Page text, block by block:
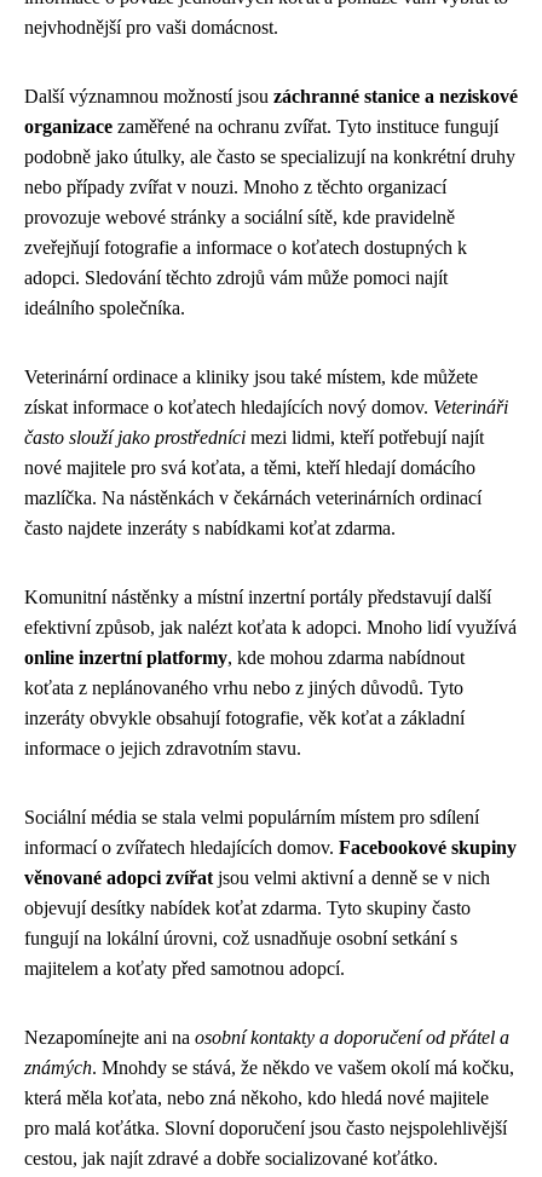
nejvhodnější pro vaši domácnost.
Další významnou možností jsou záchranné stanice a neziskové
organizace zaměřené na ochranu zvířat. Tyto instituce fungují
podobně jako útulky, ale často se specializují na konkrétní druhy
nebo případy zvířat v nouzi. Mnoho z těchto organizací
provozuje webové stránky a sociální sítě, kde pravidelně
zveřejňují fotografie a informace o koťatech dostupných k
adopci. Sledování těchto zdrojů vám může pomoci najít
ideálního společníka.
Veterinární ordinace a kliniky jsou také místem, kde můžete
získat informace o koťatech hledajících nový domov. Veterináři
často slouží jako prostředníci mezi lidmi, kteří potřebují najít
nové majitele pro svá koťata, a těmi, kteří hledají domácího
mazlíčka. Na nástěnkách v čekárnách veterinárních ordinací
často najdete inzeráty s nabídkami koťat zdarma.
Komunitní nástěnky a místní inzertní portály představují další
efektivní způsob, jak nalézt koťata k adopci. Mnoho lidí využívá
online inzertní platformy, kde mohou zdarma nabídnout
koťata z neplánovaného vrhu nebo z jiných důvodů. Tyto
inzeráty obvykle obsahují fotografie, věk koťat a základní
informace o jejich zdravotním stavu.
Sociální média se stala velmi populárním místem pro sdílení
informací o zvířatech hledajících domov. Facebookové skupiny
věnované adopci zvířat jsou velmi aktivní a denně se v nich
objevují desítky nabídek koťat zdarma. Tyto skupiny často
fungují na lokální úrovni, což usnadňuje osobní setkání s
majitelem a koťaty před samotnou adopcí.
Nezapomínejte ani na osobní kontakty a doporučení od přátel a
známých. Mnohdy se stává, že někdo ve vašem okolí má kočku,
která měla koťata, nebo zná někoho, kdo hledá nové majitele
pro malá koťátka. Slovní doporučení jsou často nejspolehlivější
cestou, jak najít zdravé a dobře socializované koťátko.